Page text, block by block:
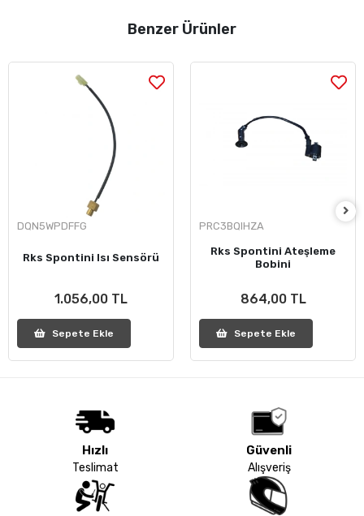
Benzer Ürünler
DQN5WPDFFG
Rks Spontini Isı Sensörü
1.056,00 TL
Sepete Ekle
PRC3BQIHZA
Rks Spontini Ateşleme
Bobini
864,00 TL
Sepete Ekle
Hızlı
Teslimat
Güvenli
Alışveriş